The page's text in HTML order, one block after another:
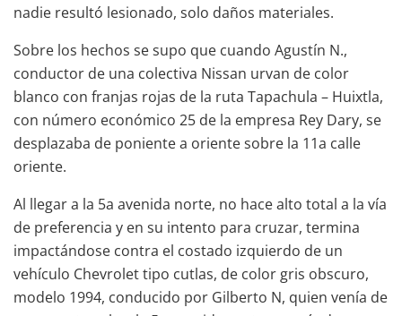
nadie resultó lesionado, solo daños materiales.
Sobre los hechos se supo que cuando Agustín N.,
conductor de una colectiva Nissan urvan de color
blanco con franjas rojas de la ruta Tapachula – Huixtla,
con número económico 25 de la empresa Rey Dary, se
desplazaba de poniente a oriente sobre la 11a calle
oriente.
Al llegar a la 5a avenida norte, no hace alto total a la vía
de preferencia y en su intento para cruzar, termina
impactándose contra el costado izquierdo de un
vehículo Chevrolet tipo cutlas, de color gris obscuro,
modelo 1994, conducido por Gilberto N, quien venía de